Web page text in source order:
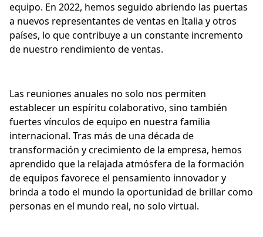
equipo. En 2022, hemos seguido abriendo las puertas
a nuevos representantes de ventas en Italia y otros
países, lo que contribuye a un constante incremento
de nuestro rendimiento de ventas.
Las reuniones anuales no solo nos permiten
establecer un espíritu colaborativo, sino también
fuertes vínculos de equipo en nuestra familia
internacional. Tras más de una década de
transformación y crecimiento de la empresa, hemos
aprendido que la relajada atmósfera de la formación
de equipos favorece el pensamiento innovador y
brinda a todo el mundo la oportunidad de brillar como
personas en el mundo real, no solo virtual.